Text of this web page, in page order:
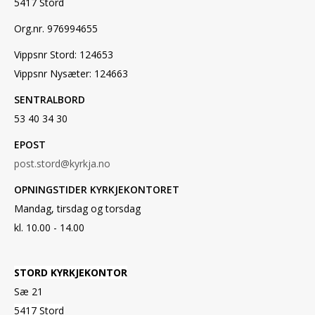
Org.nr. 976994655
Vippsnr Stord: 124653
Vippsnr Nysæter: 124663
SENTRALBORD
53 40 34 30
EPOST
post.stord@kyrkja.no
OPNINGSTIDER KYRKJEKONTORET
Mandag, tirsdag og torsdag
kl. 10.00 - 14.00
STORD KYRKJEKONTOR
Sæ 21
5417 Stord